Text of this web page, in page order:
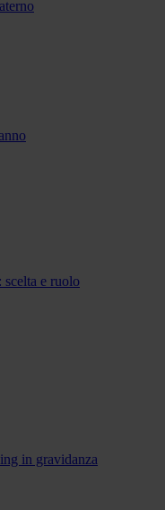
e ruolo
in gravidanza